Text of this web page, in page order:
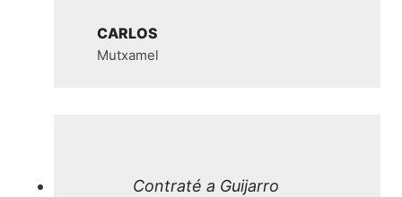
CARLOS
Mutxamel
Contraté a Guijarro